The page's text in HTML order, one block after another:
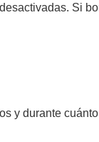
Si
y durante